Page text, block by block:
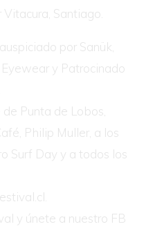
Santiago.
por Sanük,
y Patrocinado
Punta de Lobos,
Philip Muller, a los
Surf Day y a todos los
y únete a nuestro FB